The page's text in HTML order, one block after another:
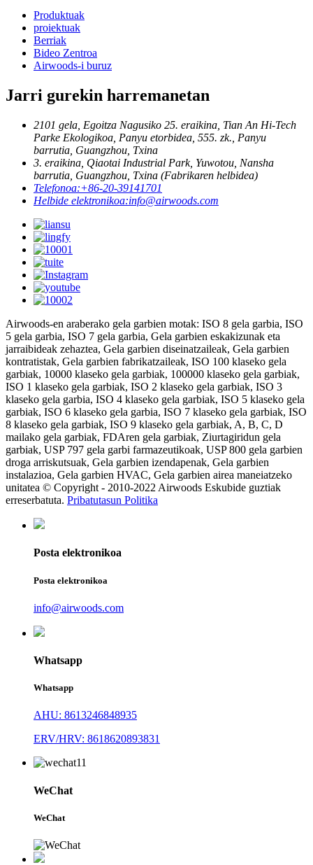
Produktuak
proiektuak
Berriak
Bideo Zentroa
Airwoods-i buruz
Jarri gurekin harremanetan
2101 gela, Egoitza Nagusiko 25. eraikina, Tian An Hi-Tech
Parke Ekologikoa, Panyu etorbidea, 555. zk., Panyu
barrutia, Guangzhou, Txina
3. eraikina, Qiaotai Industrial Park, Yuwotou, Nansha
barrutia, Guangzhou, Txina (Fabrikaren helbidea)
Telefonoa:+86-20-39141701
Helbide elektronikoa:info@airwoods.com
Airwoods-en araberako gela garbien motak: ISO 8 gela garbia, ISO
5 gela garbia, ISO 7 gela garbia, Gela garbien eskakizunak eta
jarraibideak zehaztea, Gela garbien diseinatzaileak, Gela garbien
kontratistak, Gela garbien fabrikatzaileak, ISO 100 klaseko gela
garbiak, 10000 klaseko gela garbiak, 100000 klaseko gela garbiak,
ISO 1 klaseko gela garbiak, ISO 2 klaseko gela garbiak, ISO 3
klaseko gela garbia, ISO 4 klaseko gela garbiak, ISO 5 klaseko gela
garbiak, ISO 6 klaseko gela garbia, ISO 7 klaseko gela garbiak, ISO
8 klaseko gela garbiak, ISO 9 klaseko gela garbiak, A, B, C, D
mailako gela garbiak, FDAren gela garbiak, Ziurtagiridun gela
garbiak, USP 797 gela garbi farmazeutikoak, USP 800 gela garbien
droga arriskutsuak, Gela garbien izendapenak, Gela garbien
instalazioa, Gela garbien HVAC, Gela garbien airea maneiatzeko
unitatea © Copyright - 2010-2022 Airwoods Eskubide guztiak
erreserbatuta. Pribatutasun Politika
Posta elektronikoa
Posta elektronikoa
info@airwoods.com
Whatsapp
Whatsapp
AHU: 8613246848935
ERV/HRV: 8618620893831
WeChat
WeChat